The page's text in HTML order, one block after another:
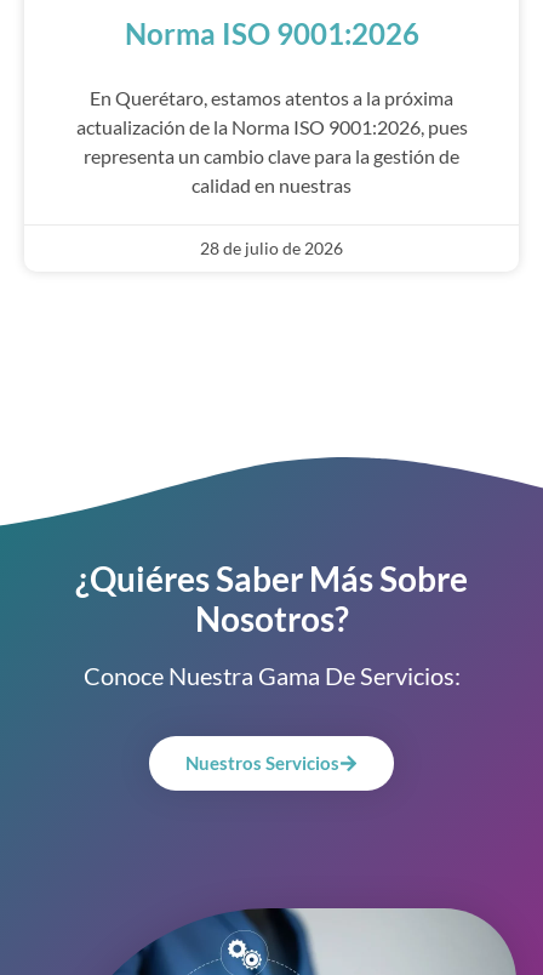
Norma ISO 9001:2026
En Querétaro, estamos atentos a la próxima
actualización de la Norma ISO 9001:2026, pues
representa un cambio clave para la gestión de
calidad en nuestras
28 de julio de 2026
¿Quiéres Saber Más Sobre
Nosotros?
Conoce Nuestra Gama De Servicios:
Nuestros Servicios